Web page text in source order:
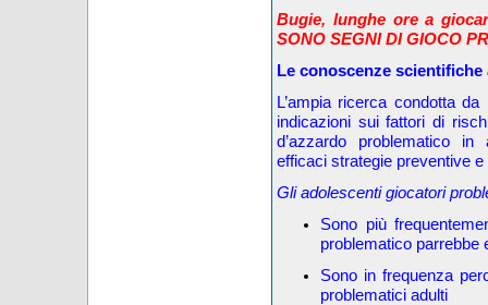
Bugie, lunghe ore a
SONO SEGNI DI GIOCO
Le conoscenze scientifiche
L’ampia ricerca condotta
indicazioni sui fattori di
d’azzardo problematico
efficaci strategie preventive
Gli adolescenti giocatori
Sono più
problematico parrebbe
Sono in frequenza
problematici adulti